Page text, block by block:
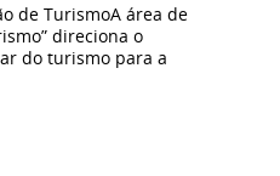
de TurismoA área de
direciona o
do turismo para a